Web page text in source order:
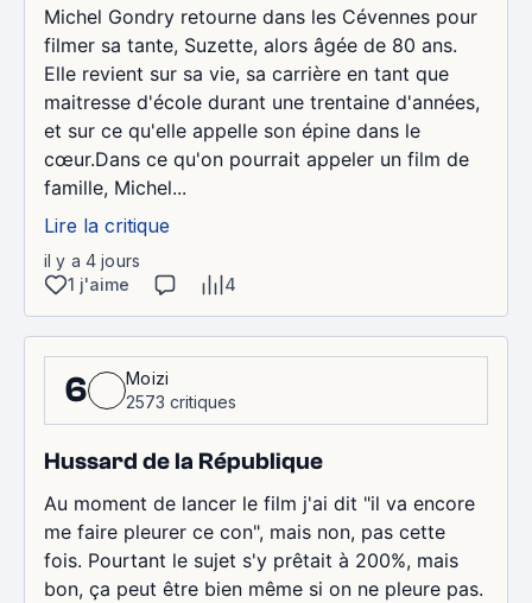
Michel Gondry retourne dans les Cévennes pour
filmer sa tante, Suzette, alors âgée de 80 ans.
Elle revient sur sa vie, sa carrière en tant que
maitresse d'école durant une trentaine d'années,
et sur ce qu'elle appelle son épine dans le
cœur.Dans ce qu'on pourrait appeler un film de
famille, Michel...
Lire la critique
il y a 4 jours
1 j'aime
4
6
Moizi
2573 critiques
Hussard de la République
Au moment de lancer le film j'ai dit "il va encore
me faire pleurer ce con", mais non, pas cette
fois. Pourtant le sujet s'y prêtait à 200%, mais
bon, ça peut être bien même si on ne pleure pas.